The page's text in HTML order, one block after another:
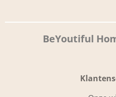
BeYoutiful